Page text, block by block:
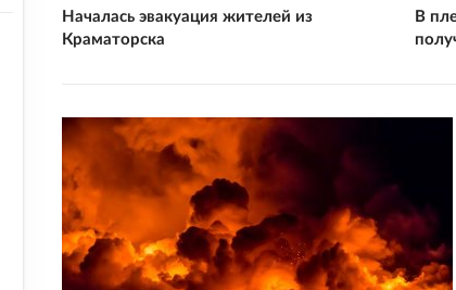
Началась эвакуация жителей из
Краматорска
В